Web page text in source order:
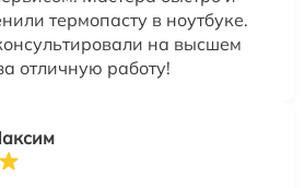
термопасту в ноутбуке.
на высшем
отличную работу!